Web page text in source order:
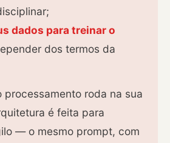
dados para treinar o
dos termos da
processamento roda na sua
é feita para
— o mesmo prompt, com